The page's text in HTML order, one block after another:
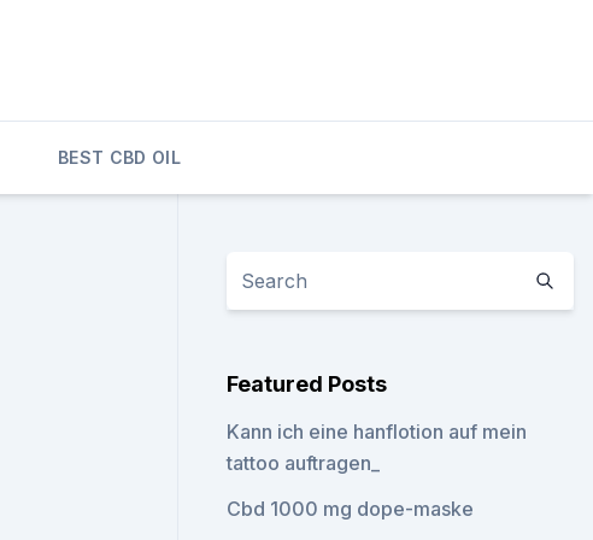
BEST CBD OIL
Featured Posts
Kann ich eine hanflotion auf mein
tattoo auftragen_
Cbd 1000 mg dope-maske